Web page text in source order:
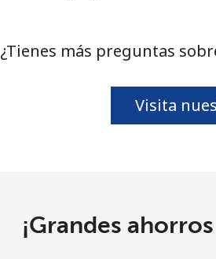
¿Tienes más preguntas
Visita
¡Grandes